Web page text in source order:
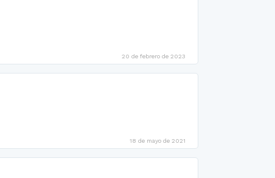
20 de febrero de 2023
18 de mayo de 2021